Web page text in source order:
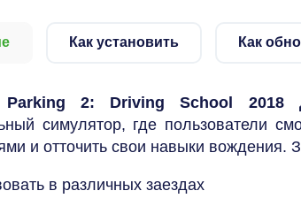
Как установить Как
2: Driving School 2018
симулятор, где пользователи
и отточить свои навыки вождения.
в различных заездах